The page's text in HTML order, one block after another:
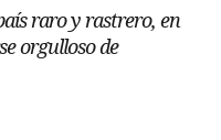
raro y rastrero, en
orgulloso de